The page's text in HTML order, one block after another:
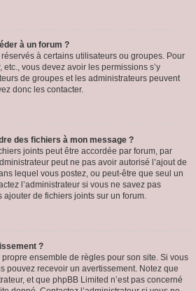
à un forum ?
à certains utilisateurs ou groupes. Pour
etc., vous devez avoir les permissions s’y
de groupes et les administrateurs peuvent
donc les contacter.
des fichiers à mon message ?
joints peut être accordée par forum, par
peut ne pas avoir autorisé l’ajout de
lequel vous postez, ou peut-être que seul un
l’administrateur si vous ne savez pas
de fichiers joints sur un forum.
?
ensemble de règles pour son site. Si vous
pouvez recevoir un avertissement. Notez que
et que phpBB Limited n’est pas concerné